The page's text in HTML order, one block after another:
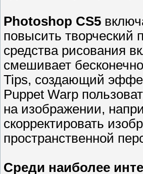
Photoshop CS5
повысить творческий
средства рисования
смешивает
Tips, создающий
Puppet Warp
на изображении,
скорректировать
пространственной
Среди наиболее